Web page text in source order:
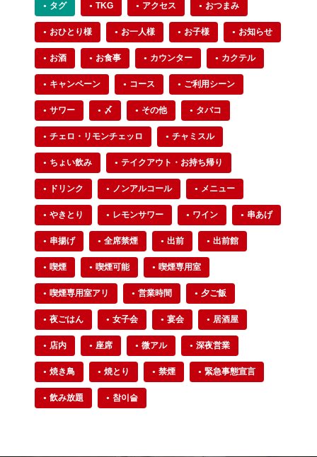
タグ TKG アクセス おつまみ
おひとり様 お一人様 お子様 お知らせ
お酒 お食事 カウンター カクテル
キャンペーン コース ご利用シーン
サワー 〆 その他 タバコ
チェロ・リモンチェッロ チャミスル
ちょい飲み テイクアウト・お持ち帰り
ドリンク ノンアルコール メニュー
やきとり レモンサワー ワイン 串あげ
串揚げ 全席禁煙 出前 出前館
喫煙 喫煙可能 喫煙専用室
喫煙専用室アリ 営業時間 夕ご飯
夜ごはん 女子会 宴会 居酒屋
店内 座席 微アル 深夜営業
焼き鳥 焼とり 禁煙 緊急事態宣言
飲み放題 참이슬